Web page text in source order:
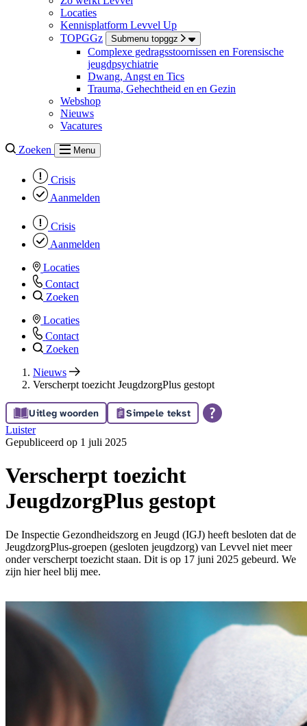
Locaties
Kennisplatform Levvel Up
TOPGGz
Submenu topggz
Complexe gedragsstoornissen en Forensische
jeugdpsychiatrie
Dwang, Angst en Tics
Trauma, Gehechtheid en en Gezin
Webshop
Nieuws
Vacatures
Zoeken Menu
Crisis
Aanmelden
Crisis
Aanmelden
Locaties
Contact
Zoeken
Locaties
Contact
Zoeken
Nieuws
Verscherpt toezicht JeugdzorgPlus gestopt
Uitleg woorden Simpele tekst
Luister
Gepubliceerd op 1 juli 2025
Verscherpt toezicht
JeugdzorgPlus gestopt
De Inspectie Gezondheidszorg en Jeugd (IGJ) heeft besloten dat de
JeugdzorgPlus-groepen (gesloten jeugdzorg) van Levvel niet meer
onder verscherpt toezicht staan. Dit is op 17 juni 2025 gebeurd. We
zijn hier heel blij mee.